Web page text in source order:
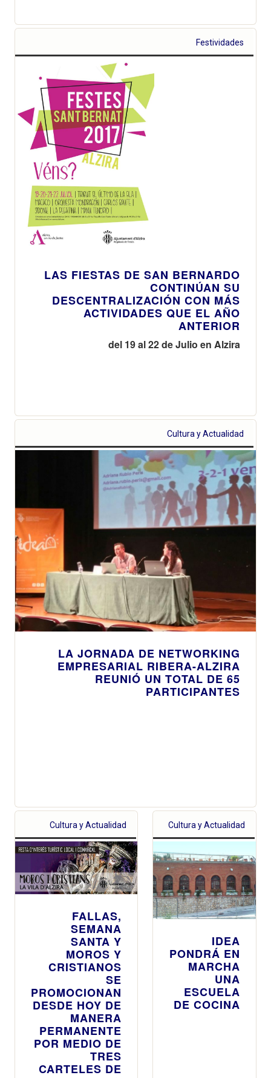
Festividades
LAS FIESTAS DE SAN BERNARDO
CONTINÚAN SU
DESCENTRALIZACIÓN CON MÁS
ACTIVIDADES QUE EL AÑO
ANTERIOR
del 19 al 22 de Julio en Alzira
Cultura y Actualidad
LA JORNADA DE NETWORKING
EMPRESARIAL RIBERA-ALZIRA
REUNIÓ UN TOTAL DE 65
PARTICIPANTES
Cultura y Actualidad
FALLAS,
SEMANA
SANTA Y
MOROS Y
CRISTIANOS
SE
PROMOCIONAN
DESDE HOY DE
MANERA
PERMANENTE
POR MEDIO DE
TRES
CARTELES DE
Cultura y Actualidad
IDEA
PONDRÁ EN
MARCHA
UNA
ESCUELA
DE COCINA